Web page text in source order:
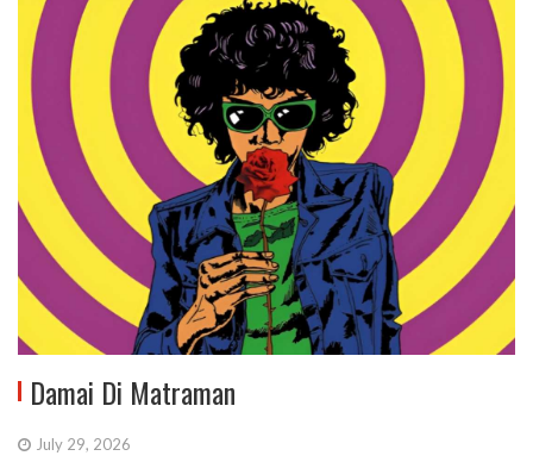
Damai Di Matraman
July 29, 2026